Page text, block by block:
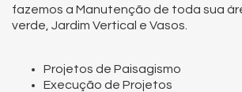
fazemos a Manutenção de toda sua
verde, Jardim Vertical e Vasos.
Projetos de Paisagismo
Execução de Projetos